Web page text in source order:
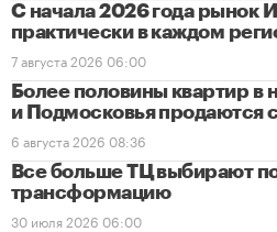
С начала 2026 года рынок
практически в каждом
7 августа 2026 06:00
Более половины квартир в
и Подмосковья продаются
6 августа 2026 08:36
Все больше ТЦ выбирают
трансформацию
30 июля 2026 06:00